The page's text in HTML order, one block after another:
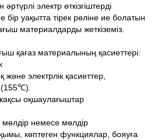
электр өткізгіштерді
уақытта тірек рөліне ие болатын
материалдарды жеткіземіз.
қағаз материалының қасиеттері:
электрлік қасиеттер,
оқшаулағыштар
немесе мөлдір
көптеген функциялар, бояуға